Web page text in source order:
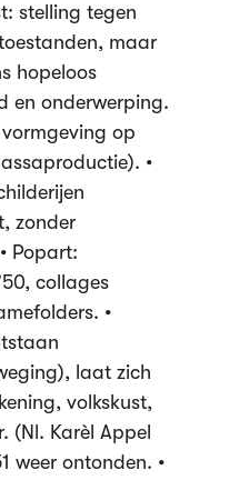
stelling tegen
maar
hopeloos
en onderwerping.
vormgeving op
•
zonder
Popart:
collages
•
laat zich
volkskust,
(Nl. Karèl Appel
weer ontonden. •